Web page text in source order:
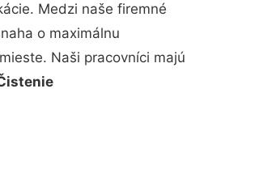
Medzi naše firemné
o maximálnu
Naši pracovníci majú